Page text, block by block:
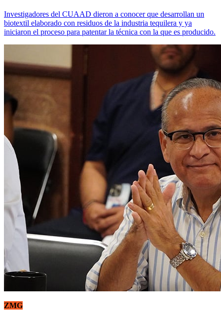
Investigadores del CUAAD dieron a conocer que desarrollan un
biotextil elaborado con residuos de la industria tequilera y ya
iniciaron el proceso para patentar la técnica con la que es producido.
ZMG